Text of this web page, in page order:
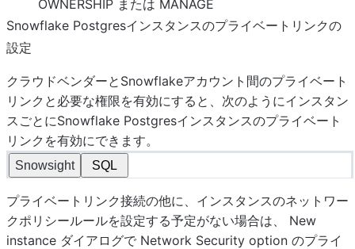
OWNERSHIP または MANAGE
Snowflake Postgresインスタンスのプライベートリンクの
設定
クラウドベンダーとSnowflakeアカウント間のプライベート
リンクと必要な権限を有効にすると、次のようにインスタン
スごとにSnowflake Postgresインスタンスのプライベート
リンクを有効にできます。
Snowsight SQL
プライベートリンク接続の他に、インスタンスのネットワー
クポリシールールを設定する予定がない場合は、 New
instance ダイアログで Network Security option のプライ